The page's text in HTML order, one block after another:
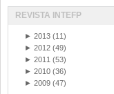
REVISTA INTEFP
► 2013 (11)
► 2012 (49)
► 2011 (53)
► 2010 (36)
► 2009 (47)